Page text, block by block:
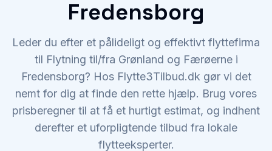
Fredensborg
Leder du efter et pålideligt og effektivt flyttefirma
til Flytning til/fra Grønland og Færøerne i
Fredensborg? Hos Flytte3Tilbud.dk gør vi det
nemt for dig at finde den rette hjælp. Brug vores
prisberegner til at få et hurtigt estimat, og indhent
derefter et uforpligtende tilbud fra lokale
flytteeksperter.